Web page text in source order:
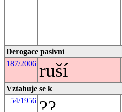
Derogace pasivní
187/2006 ruší
Vztahuje se k
54/1956 ??